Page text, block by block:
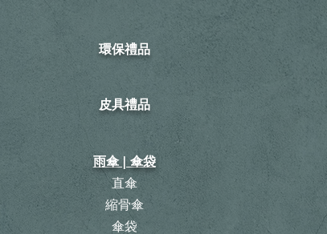
環保禮品
皮具禮品
雨傘 | 傘袋
直傘
縮骨傘
​傘袋